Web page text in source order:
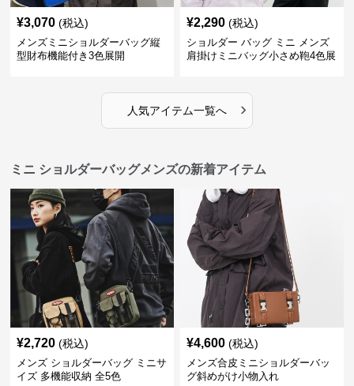
¥3,070 (税込)
メンズミニショルダーバッグ縦
型財布機能付き3色展開
¥2,290 (税込)
ショルダー バッグ ミニ メンズ
肩掛けミニバッグ小さめ鞄4色展
人気アイテム一覧へ ›
ミニ ショルダーバッグメンズの新着アイテム
¥2,720 (税込)
メンズ ショルダーバッグ ミニサ
イズ 多機能収納 全5色
¥4,600 (税込)
メンズ合皮ミニショルダーバッ
グ斜めがけ小物入れ